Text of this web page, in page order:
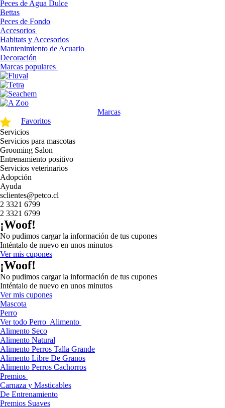
Peces de Agua Dulce
Bettas
Peces de Fondo
Accesorios
Habitats y Accesorios
Mantenimiento de Acuario
Decoración
Marcas populares
Marcas
Favoritos
Servicios
Servicios para mascotas
Grooming Salon
Entrenamiento positivo
Servicios veterinarios
Adopción
Ayuda
sclientes@petco.cl
2 3321 6799
2 3321 6799
¡Woof!
No pudimos cargar la información de tus cupones
Inténtalo de nuevo en unos minutos
Ver mis cupones
¡Woof!
No pudimos cargar la información de tus cupones
Inténtalo de nuevo en unos minutos
Ver mis cupones
Mascota
Perro
Ver todo Perro Alimento
Alimento Seco
Alimento Natural
Alimento Perros Talla Grande
Alimento Libre De Granos
Alimento Perros Cachorros
Premios
Carnaza y Masticables
De Entrenamiento
Premios Suaves